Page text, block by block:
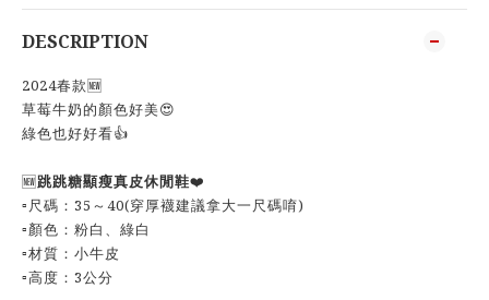
DESCRIPTION
2024春款🆕
草莓牛奶的顏色好美😍
綠色也好好看👍
🆕跳跳糖顯瘦真皮休閒鞋❤️
▫️尺碼：35～40(穿厚襪建議拿大一尺碼唷)
▫️顏色：粉白、綠白
▫️材質：小牛皮
▫️高度：3公分